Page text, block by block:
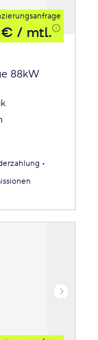
€ / mtl.
88kW